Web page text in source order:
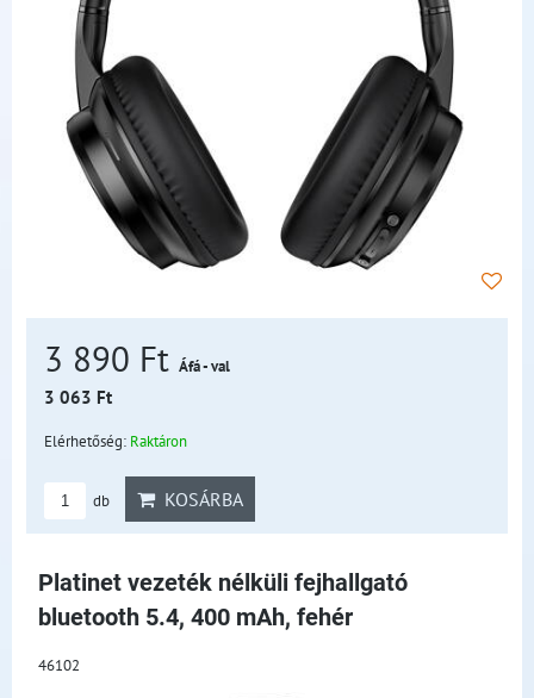
3 890 Ft Áfá - val
3 063 Ft
Elérhetőség: Raktáron
db KOSÁRBA
Platinet vezeték nélküli fejhallgató
bluetooth 5.4, 400 mAh, fehér
46102